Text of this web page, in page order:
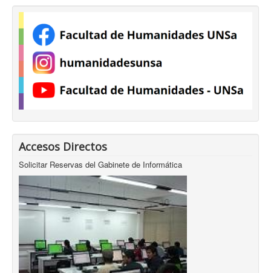
Accesos Directos
Solicitar Reservas del Gabinete de Informática